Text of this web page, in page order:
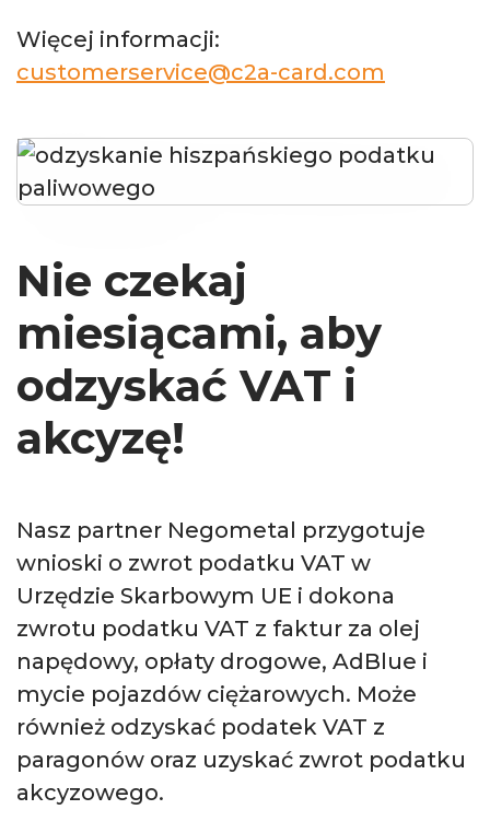
Więcej informacji:
customerservice@c2a-card.com
Nie czekaj
miesiącami, aby
odzyskać VAT i
akcyzę!
Nasz partner Negometal przygotuje
wnioski o zwrot podatku VAT w
Urzędzie Skarbowym UE i dokona
zwrotu podatku VAT z faktur za olej
napędowy, opłaty drogowe, AdBlue i
mycie pojazdów ciężarowych. Może
również odzyskać podatek VAT z
paragonów oraz uzyskać zwrot podatku
akcyzowego.